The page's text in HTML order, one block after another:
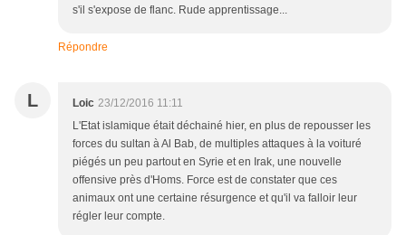
s'il s'expose de flanc. Rude apprentissage...
Répondre
L Loic 23/12/2016 11:11
L'Etat islamique était déchainé hier, en plus de repousser les
forces du sultan à Al Bab, de multiples attaques à la voituré
piégés un peu partout en Syrie et en Irak, une nouvelle
offensive près d'Homs. Force est de constater que ces
animaux ont une certaine résurgence et qu'il va falloir leur
régler leur compte.